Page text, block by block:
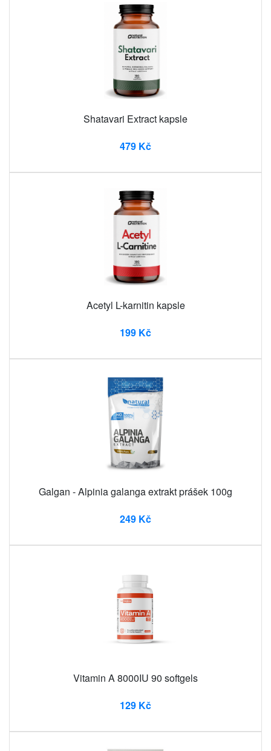
Shatavari Extract kapsle
479 Kč
Acetyl L-karnitin kapsle
199 Kč
Galgan - Alpinia galanga extrakt prášek 100g
249 Kč
Vitamin A 8000IU 90 softgels
129 Kč